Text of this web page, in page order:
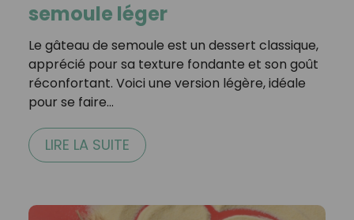
semoule léger
Le gâteau de semoule est un dessert classique,
apprécié pour sa texture fondante et son goût
réconfortant. Voici une version légère, idéale
pour se faire…
LIRE LA SUITE